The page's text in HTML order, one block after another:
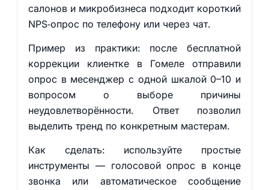
салонов и микробизнеса подходит короткий
NPS‑опрос по телефону или через чат.
Пример из практики: после бесплатной
коррекции клиентке в Гомеле отправили
опрос в месенджер с одной шкалой 0–10 и
вопросом о выборе причины
неудовлетворённости. Ответ позволил
выделить тренд по конкретным мастерам.
Как сделать: используйте простые
инструменты — голосовой опрос в конце
звонка или автоматическое сообщение